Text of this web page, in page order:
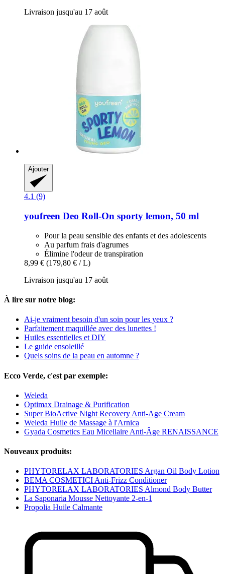
Livraison jusqu'au 17 août
Ajouter
4.1 (9)
youfreen Deo Roll-​On sporty lemon, 50 ml
Pour la peau sensible des enfants et des adolescents
Au parfum frais d'agrumes
Élimine l'odeur de transpiration
8,99 € (179,80 € / L)
Livraison jusqu'au 17 août
À lire sur notre blog:
Ai-je vraiment besoin d'un soin pour les yeux ?
Parfaitement maquillée avec des lunettes !
Huiles essentielles et DIY
Le guide ensoleillé
Quels soins de la peau en automne ?
Ecco Verde, c'est par exemple:
Weleda
Optimax Drainage & Purification
Super BioActive Night Recovery Anti-Age Cream
Weleda Huile de Massage à l'Arnica
Gyada Cosmetics Eau Micellaire Anti-Âge RENAISSANCE
Nouveaux produits:
PHYTORELAX LABORATORIES Argan Oil Body Lotion
BEMA COSMETICI Anti-Frizz Conditioner
PHYTORELAX LABORATORIES Almond Body Butter
La Saponaria Mousse Nettoyante 2-en-1
Propolia Huile Calmante